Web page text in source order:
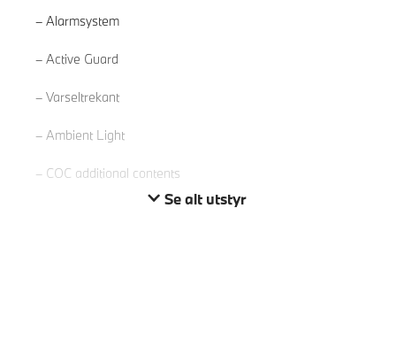
Alarmsystem
Active Guard
Varseltrekant
Ambient Light
COC additional contents
Se alt utstyr
Les mer